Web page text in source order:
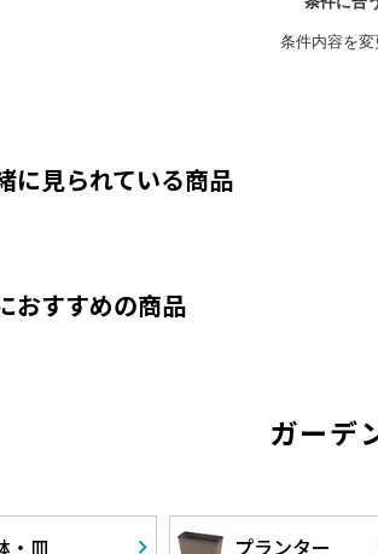
に見られている商品
おすすめの商品
ガーデ
・皿 プランター